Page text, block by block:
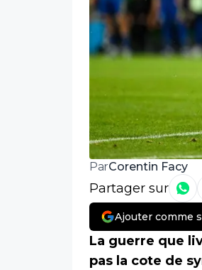
ParCorentin Facy
Partager sur
Ajouter comme
La guerre que
pas la cote de